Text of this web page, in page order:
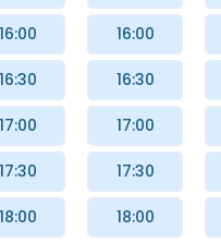
16:00
16:30
17:00
17:30
18:00
16:00
16:30
17:00
17:30
18:00